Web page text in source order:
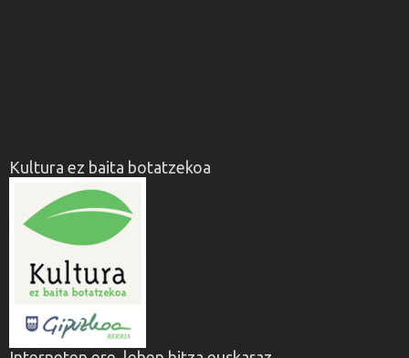
Kultura ez baita botatzekoa